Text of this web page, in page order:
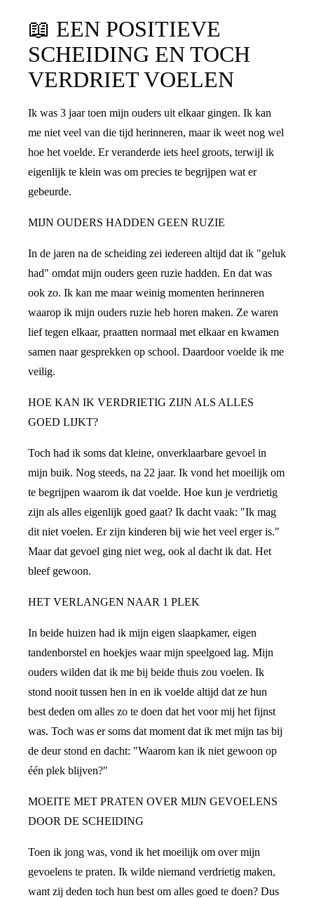
📖 EEN POSITIEVE
SCHEIDING EN TOCH
VERDRIET VOELEN
Ik was 3 jaar toen mijn ouders uit elkaar gingen. Ik kan
me niet veel van die tijd herinneren, maar ik weet nog wel
hoe het voelde. Er veranderde iets heel groots, terwijl ik
eigenlijk te klein was om precies te begrijpen wat er
gebeurde.
MIJN OUDERS HADDEN GEEN RUZIE
In de jaren na de scheiding zei iedereen altijd dat ik "geluk
had" omdat mijn ouders geen ruzie hadden. En dat was
ook zo. Ik kan me maar weinig momenten herinneren
waarop ik mijn ouders ruzie heb horen maken. Ze waren
lief tegen elkaar, praatten normaal met elkaar en kwamen
samen naar gesprekken op school. Daardoor voelde ik me
veilig.
HOE KAN IK VERDRIETIG ZIJN ALS ALLES
GOED LIJKT?
Toch had ik soms dat kleine, onverklaarbare gevoel in
mijn buik. Nog steeds, na 22 jaar. Ik vond het moeilijk om
te begrijpen waarom ik dat voelde. Hoe kun je verdrietig
zijn als alles eigenlijk goed gaat? Ik dacht vaak: "Ik mag
dit niet voelen. Er zijn kinderen bij wie het veel erger is."
Maar dat gevoel ging niet weg, ook al dacht ik dat. Het
bleef gewoon.
HET VERLANGEN NAAR 1 PLEK
In beide huizen had ik mijn eigen slaapkamer, eigen
tandenborstel en hoekjes waar mijn speelgoed lag. Mijn
ouders wilden dat ik me bij beide thuis zou voelen. Ik
stond nooit tussen hen in en ik voelde altijd dat ze hun
best deden om alles zo te doen dat het voor mij het fijnst
was. Toch was er soms dat moment dat ik met mijn tas bij
de deur stond en dacht: "Waarom kan ik niet gewoon op
één plek blijven?"
MOEITE MET PRATEN OVER MIJN GEVOELENS
DOOR DE SCHEIDING
Toen ik jong was, vond ik het moeilijk om over mijn
gevoelens te praten. Ik wilde niemand verdrietig maken,
want zij deden toch hun best om alles goed te doen? Dus